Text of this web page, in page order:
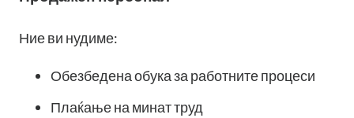
Ние ви нудиме:
Обезбедена обука за работните процеси
Плаќање на минат труд